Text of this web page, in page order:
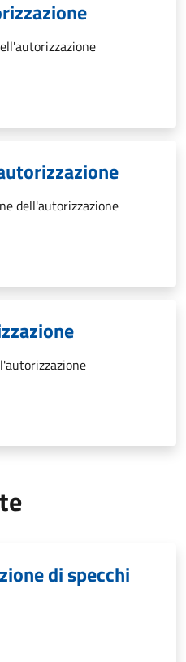
dell'autorizzazione
di specchi